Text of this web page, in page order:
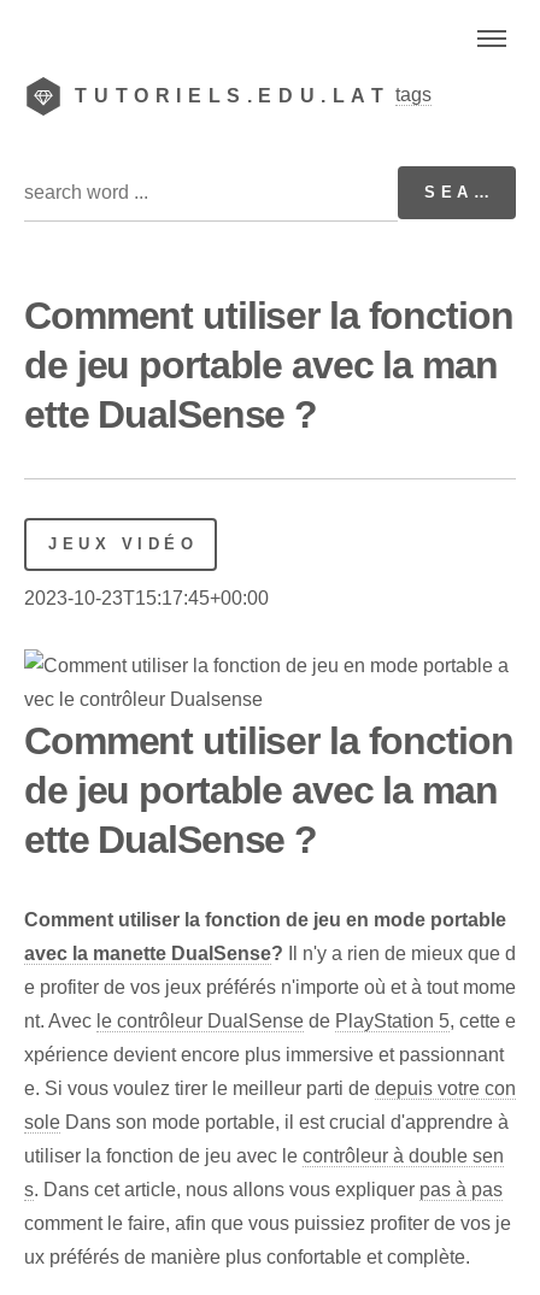
TUTORIELS.EDU.LAT tags
Comment utiliser la fonction
de jeu portable avec la man
ette DualSense ?
JEUX VIDÉO
2023-10-23T15:17:45+00:00
Comment utiliser la fonction
de jeu portable avec la man
ette DualSense ?
Comment utiliser la fonction de jeu en mode portable
avec la manette DualSense? Il n'y a rien de mieux que d
e profiter de vos jeux préférés n'importe où et à tout mome
nt. Avec le contrôleur DualSense de PlayStation 5, cette e
xpérience devient encore plus immersive et passionnant
e. Si vous voulez tirer le meilleur parti de depuis votre con
sole Dans son mode portable, il est crucial d'apprendre à
utiliser la fonction de jeu avec le contrôleur à double sen
s. Dans cet article, nous allons vous expliquer pas à pas
comment le faire, afin que vous puissiez profiter de vos je
ux préférés de manière plus confortable et complète.